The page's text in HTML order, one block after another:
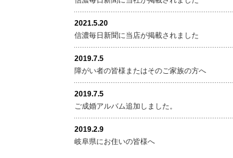
2021.5.20
信濃毎日新聞に当店が掲載されました
2019.7.5
障がい者の皆様またはそのご家族の方へ
2019.7.5
ご成婚アルバム追加しました。
2019.2.9
岐阜県にお住いの皆様へ